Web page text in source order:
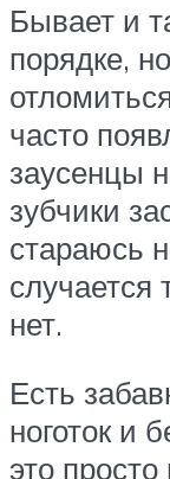
Бывает и
порядке,
часто
заусенцы
зубчики
стараюсь
случается
нет.
Есть
ноготок и
это